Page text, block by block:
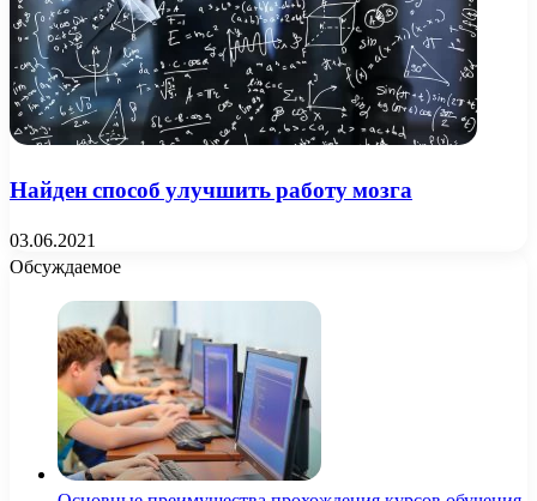
Найден способ улучшить работу мозга
03.06.2021
Обсуждаемое